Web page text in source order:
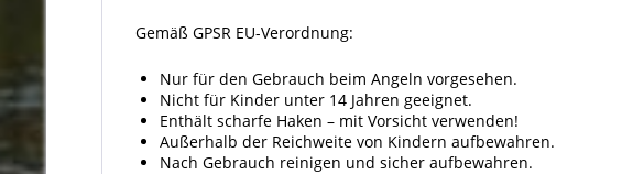
Gemäß GPSR EU-Verordnung:
Nur für den Gebrauch beim Angeln vorgesehen.
Nicht für Kinder unter 14 Jahren geeignet.
Enthält scharfe Haken – mit Vorsicht verwenden!
Außerhalb der Reichweite von Kindern aufbewahren.
Nach Gebrauch reinigen und sicher aufbewahren.